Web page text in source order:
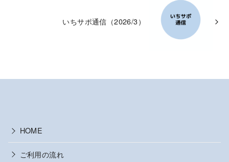
いちサポ通信（2026/3）
HOME
ご利用の流れ